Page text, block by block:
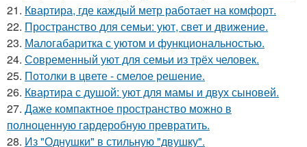
21. Квартира, где каждый метр работает на комфорт.
22. Пространство для семьи: уют, свет и движение.
23. Малогабаритка с уютом и функциональностью.
24. Современный уют для семьи из трёх человек.
25. Потолки в цвете - смелое решение.
26. Квартира с душой: уют для мамы и двух сыновей.
27. Даже компактное пространство можно в
полноценную гардеробную превратить.
28. Из "Однушки" в стильную "двушку".